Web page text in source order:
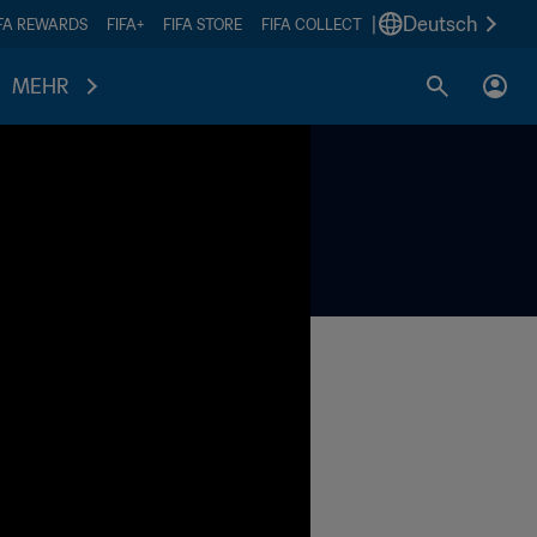
REWARDS FIFA+ FIFA STORE FIFA COLLECT Deutsch
MEHR